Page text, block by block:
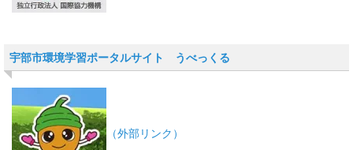
宇部市環境学習ポータルサイト うべっくる
（外部リンク）